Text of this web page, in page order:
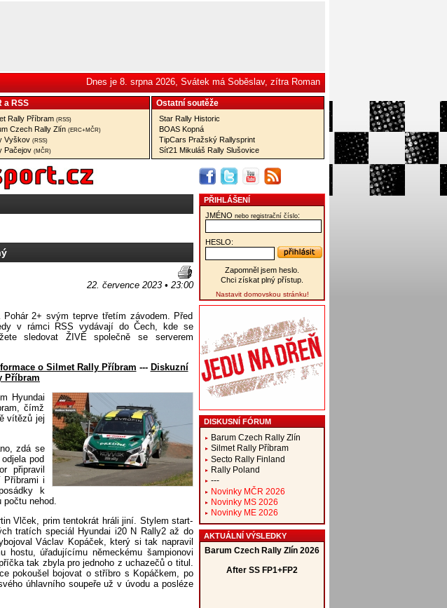
Dnes je 8. srpna 2026, Svátek má Soběslav, zítra Roman
a RSS
Rally Příbram (RSS)
Czech Rally Zlín (ERC+MČR)
Vyškov (RSS)
Pačejov (MČR)
Ostatní­ soutěže
Star Rally Historic
BOAS Kopná
TipCars Pražský Rallysprint
Síť21 Mikuláš Rally Slušovice
22. července 2023 • 23:00
2+ svým teprve třetím závodem. Před
v rámci RSS vydávají do Čech, kde se
sledovat ŽIVĚ společně se serverem
o Silmet Rally Příbram --- Diskuzní
Příbram
Hyundai
čímž
vítězů jej
zdá se
pod
připravil
Příbrami i
k
nehod.
Vlček, prim tentokrát hráli jiní. Stylem start-
tratích speciál Hyundai i20 N Rally2 až do
Václav Kopáček, který si tak napravil
hostu, úřadujícímu německému šampionovi
tak zbyla pro jednoho z uchazečů o titul.
pokoušel bojovat o stříbro s Kopáčkem, po
úhlavního soupeře už v úvodu a posléze
PŘIHLÁŠENÍ
JMÉNO nebo registrační číslo:
HESLO:
Zapomněl jsem heslo.
Chci získat plný přístup.
Nastavit domovskou stránku!
DISKUSNÍ FÓRUM
Barum Czech Rally Zlín
Silmet Rally Příbram
Secto Rally Finland
Rally Poland
---
Novinky MČR 2026
Novinky MS 2026
Novinky ME 2026
AKTUÁLNÍ VÝSLEDKY